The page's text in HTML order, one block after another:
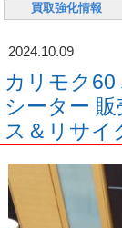
買取強化情報
2024.10.09
カリモク
シーター
ス＆リサイ